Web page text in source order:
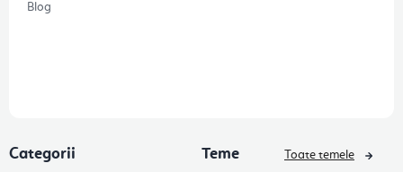
Blog
Categorii Teme Toate temele